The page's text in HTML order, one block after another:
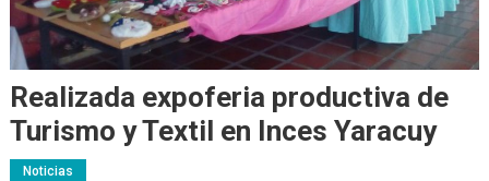
Realizada expoferia productiva de
Turismo y Textil en Inces Yaracuy
Noticias